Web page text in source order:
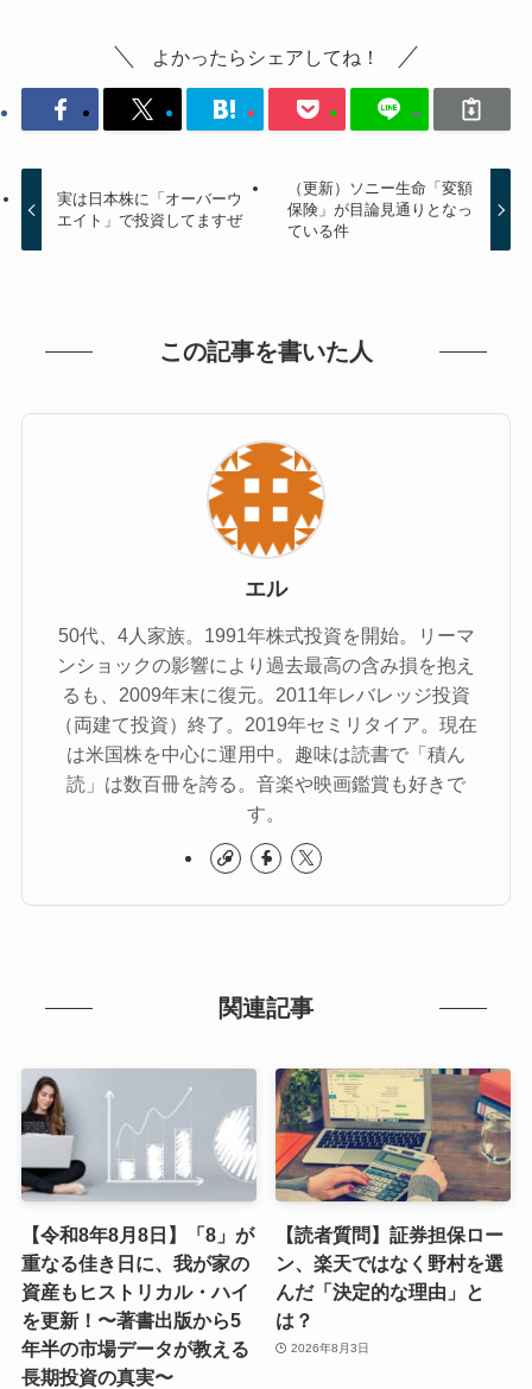
よかったらシェアしてね！
実は日本株に「オーバーウ
エイト」で投資してますぜ
（更新）ソニー生命「変額
保険」が目論見通りとなっ
ている件
この記事を書いた人
エル
50代、4人家族。1991年株式投資を開始。リーマ
ンショックの影響により過去最高の含み損を抱え
るも、2009年末に復元。2011年レバレッジ投資
（両建て投資）終了。2019年セミリタイア。現在
は米国株を中心に運用中。趣味は読書で「積ん
読」は数百冊を誇る。音楽や映画鑑賞も好きで
す。
関連記事
【令和8年8月8日】「8」が
重なる佳き日に、我が家の
資産もヒストリカル・ハイ
を更新！〜著書出版から5
年半の市場データが教える
長期投資の真実〜
【読者質問】証券担保ロー
ン、楽天ではなく野村を選
んだ「決定的な理由」と
は？
2026年8月3日